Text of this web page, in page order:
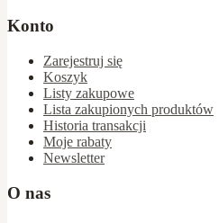
Konto
Zarejestruj się
Koszyk
Listy zakupowe
Lista zakupionych produktów
Historia transakcji
Moje rabaty
Newsletter
O nas